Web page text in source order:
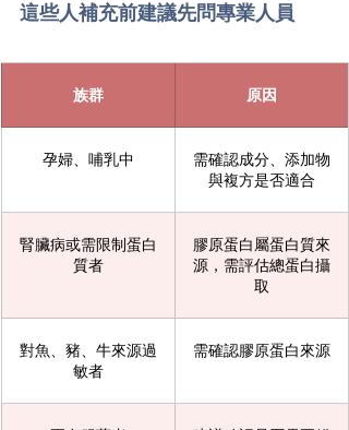
這些人補充前建議先問專業人員
族群 原因
孕婦、哺乳中
需確認成分、添加物
與複方是否適合
腎臟病或需限制蛋白
質者
膠原蛋白屬蛋白質來
源，需評估總蛋白攝
取
對魚、豬、牛來源過
敏者
需確認膠原蛋白來源